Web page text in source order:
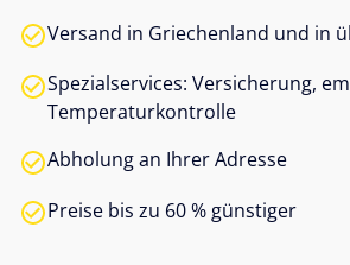
Versand in Griechenland und in
Spezialservices: Versicherung,
Temperaturkontrolle
Abholung an Ihrer Adresse
Preise bis zu 60 % günstiger